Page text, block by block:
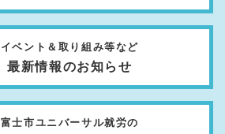
イベント＆取り組み等など
最新情報のお知らせ
富士市ユニバーサル就労の